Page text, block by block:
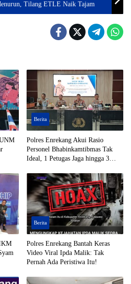
Tilang ETLE Naik Tajam
Berita
Polres Enrekang Akui Rasio
Personel Bhabinkamtibmas Tak
Ideal, 1 Petugas Jaga hingga 3
Berita
Polres Enrekang Bantah Keras
Video Viral Ipda Malik: Tak
Pernah Ada Peristiwa Itu!